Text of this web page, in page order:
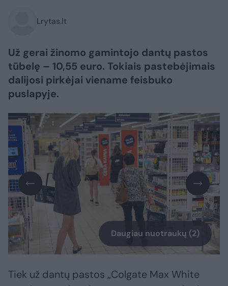
Lrytas.lt
Už gerai žinomo gamintojo dantų pastos
tūbelę – 10,55 euro. Tokiais pastebėjimais
dalijosi pirkėjai viename feisbuko
puslapyje.
Daugiau nuotraukų (2)
Tiek už dantų pastos „Colgate Max White